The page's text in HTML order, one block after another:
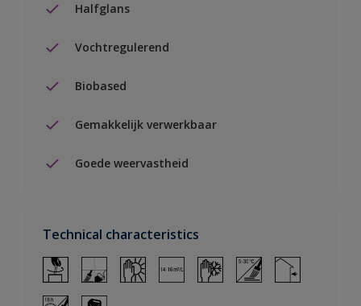
Halfglans
Vochtregulerend
Biobased
Gemakkelijk verwerkbaar
Goede weervastheid
Technical characteristics